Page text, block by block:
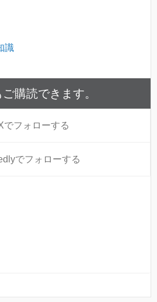
識
購読できます。
でフォローする
でフォローする